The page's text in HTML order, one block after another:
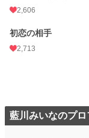
年間ポイント
2,606
初恋の相手
2,713
藍川みいなのプロ